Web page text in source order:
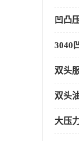
凹凸
3040
双头
双头
大压